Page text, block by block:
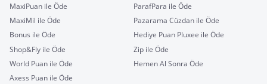
MaxiPuan ile Öde
ParafPara ile Öde
MaxiMil ile Öde
Pazarama Cüzdan ile Öde
Bonus ile Öde
Hediye Puan Pluxee ile Öde
Shop&Fly ile Öde
Zip ile Öde
World Puan ile Öde
Hemen Al Sonra Öde
Axess Puan ile Öde